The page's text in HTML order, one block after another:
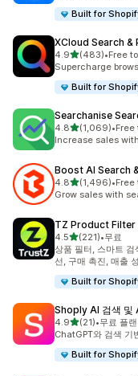
Built for
XCloud Search
4.9별 5개 중
(483)
총 리뷰 483개
•Free
Supercharge
Built for
Searchanise
4.8별 5개 중
(1,069)
총 리뷰 1069개
•Free
Increase sales
Boost AI Search
4.8별 5개 중
(1,496)
총 리뷰 1496개
•
Grow sales with
TZ Product Filter
4.5별 5개 중
(221)
총 리뷰 221개
•무료
상품 필터, 스마트
선, 구매 촉진, 매출
Built for
Shoply AI 검색 및
4.9별 5개 중
(21)
총 리뷰 21개
•무료 플
ChatGPT와 검색 기
Built for